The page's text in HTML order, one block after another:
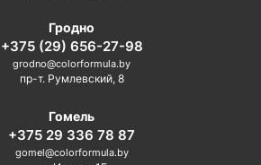
Гродно
+375 (29) 656-27-98
grodno@colorformula.by
пр-т. Румлевский, 8
Гомель
+375 29 336 78 87
gomel@colorformula.by